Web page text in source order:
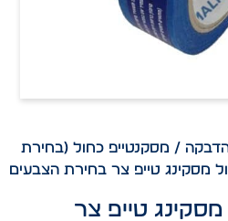
/ מסקנטייפ כחול (בחירת
טייפ צר בחירת הצבעים
טייפ צר